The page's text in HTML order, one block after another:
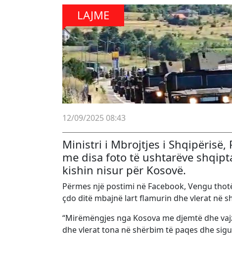
LAJME
12/09/2025 08:43
Ministri i Mbrojtjes i Shqipërisë,
me disa foto të ushtarëve
kishin nisur për Kosovë.
Përmes një postimi në Facebook, Vengu
çdo ditë mbajnë lart flamurin dhe vlerat në
“Mirëmëngjes nga Kosova me djemtë dhe
dhe vlerat tona në shërbim të paqes dhe